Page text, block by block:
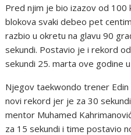
Pred njim je bio izazov od 100
blokova svaki debeo pet
razbio u okretu na glavu 90
sekundi. Postavio je i rekord
sekundi 25. marta ove godine
Njegov taekwondo trener
novi rekord jer je za 30
mentor Muhamed
za 15 sekundi i time postavio